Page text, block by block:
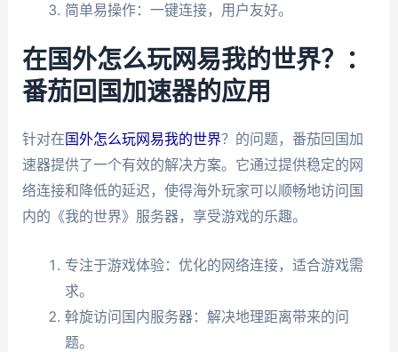
简单易操作：一键连接，用户友好。
在国外怎么玩网易我的世界？：
番茄回国加速器的应用
针对在国外怎么玩网易我的世界？的问题，番茄回国加
速器提供了一个有效的解决方案。它通过提供稳定的网
络连接和降低的延迟，使得海外玩家可以顺畅地访问国
内的《我的世界》服务器，享受游戏的乐趣。
专注于游戏体验：优化的网络连接，适合游戏需
求。
斡旋访问国内服务器：解决地理距离带来的问
题。